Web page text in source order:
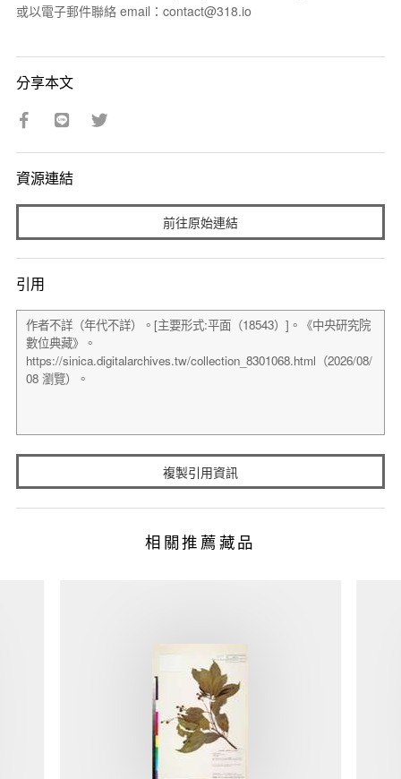
或以電子郵件聯絡 email：contact@318.io
分享本文
資源連結
前往原始連結
引用
複製引用資訊
相關推薦藏品